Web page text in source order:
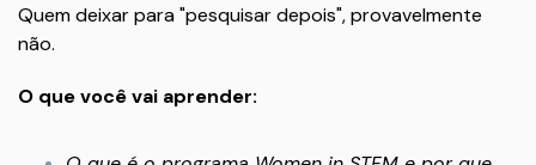
Quem deixar para "pesquisar depois", provavelmente
não.
O que você vai aprender: